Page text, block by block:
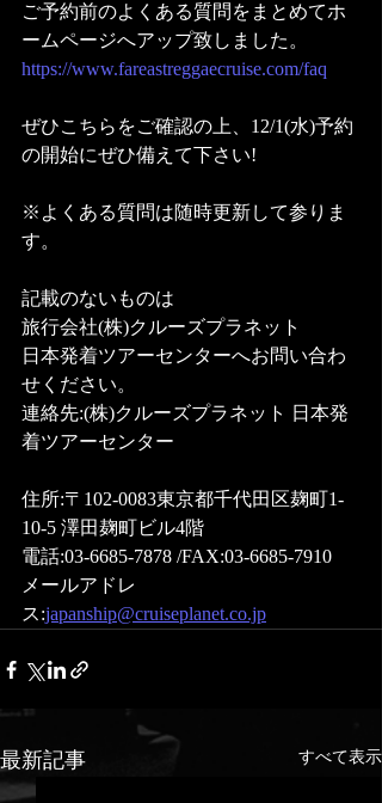
ご予約前のよくある質問をまとめてホ
ームページへアップ致しました。
https://www.fareastreggaecruise.com/faq
ぜひこちらをご確認の上、12/1(水)予約
の開始にぜひ備えて下さい!
※よくある質問は随時更新して参りま
す。
記載のないものは
旅行会社(株)クルーズプラネット
日本発着ツアーセンターへお問い合わ
せください。
連絡先:(株)クルーズプラネット 日本発
着ツアーセンター
住所:〒102-0083東京都千代田区麹町1-
10-5 澤田麹町ビル4階
電話:03-6685-7878 /FAX:03-6685-7910
メールアドレ
ス:japanship@cruiseplanet.co.jp
最新記事 すべて表示